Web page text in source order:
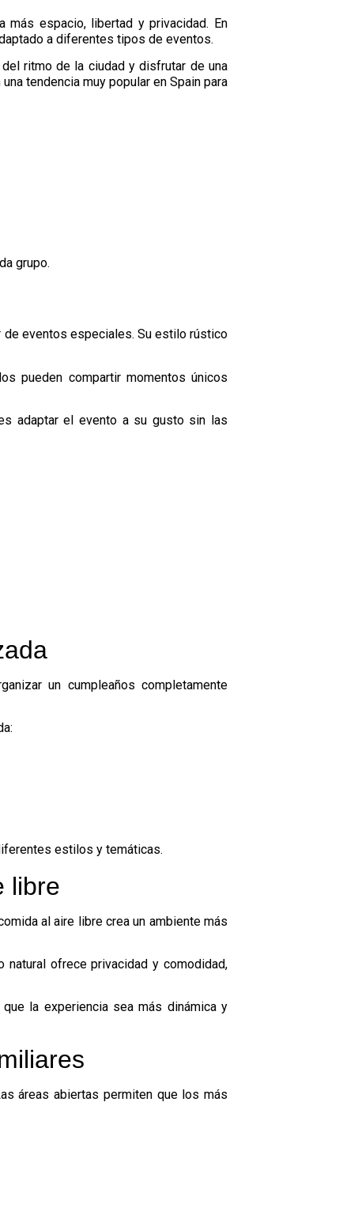
más espacio, libertad y privacidad. En
a diferentes tipos de eventos.
ritmo de la ciudad y disfrutar de una
tendencia muy popular en Spain para
grupo.
de eventos especiales. Su estilo rústico
pueden compartir momentos únicos
adaptar el evento a su gusto sin las
un cumpleaños completamente
estilos y temáticas.
libre
al aire libre crea un ambiente más
natural ofrece privacidad y comodidad,
la experiencia sea más dinámica y
áreas abiertas permiten que los más